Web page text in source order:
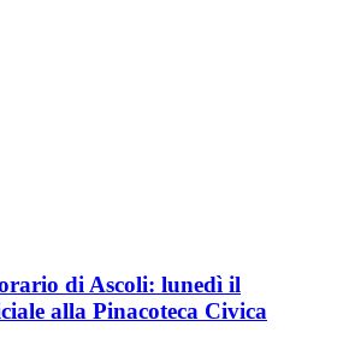
di Ascoli: lunedì il
alla Pinacoteca Civica